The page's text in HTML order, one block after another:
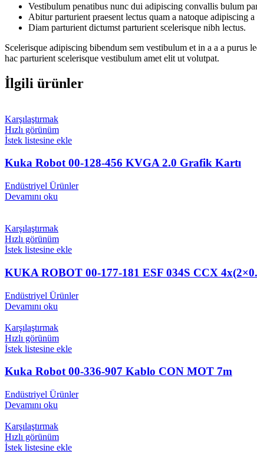
Vestibulum penatibus nunc dui adipiscing convallis bulum
Abitur parturient praesent lectus quam a natoque adipiscing
Diam parturient dictumst parturient scelerisque nibh lectus.
Scelerisque adipiscing bibendum sem vestibulum et in a a a purus
hac parturient scelerisque vestibulum amet elit ut volutpat.
İlgili ürünler
Karşılaştırmak
Hızlı görünüm
İstek listesine ekle
Kuka Robot 00-128-456 KVGA 2.0 Grafik Kartı
Endüstriyel Ürünler
Devamını oku
Karşılaştırmak
Hızlı görünüm
İstek listesine ekle
KUKA ROBOT 00-177-181 ESF 034S CCX
Endüstriyel Ürünler
Devamını oku
Karşılaştırmak
Hızlı görünüm
İstek listesine ekle
Kuka Robot 00-336-907 Kablo CON MOT 7m
Endüstriyel Ürünler
Devamını oku
Karşılaştırmak
Hızlı görünüm
İstek listesine ekle